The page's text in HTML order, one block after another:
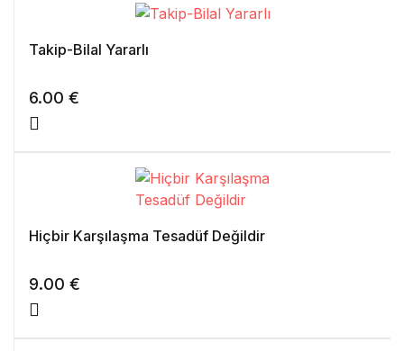
Takip-Bilal Yararlı
6.00 €
Hiçbir Karşılaşma Tesadüf Değildir
9.00 €